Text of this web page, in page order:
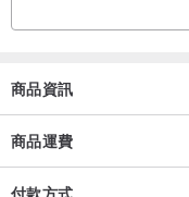
商品資訊
商品運費
付款方式